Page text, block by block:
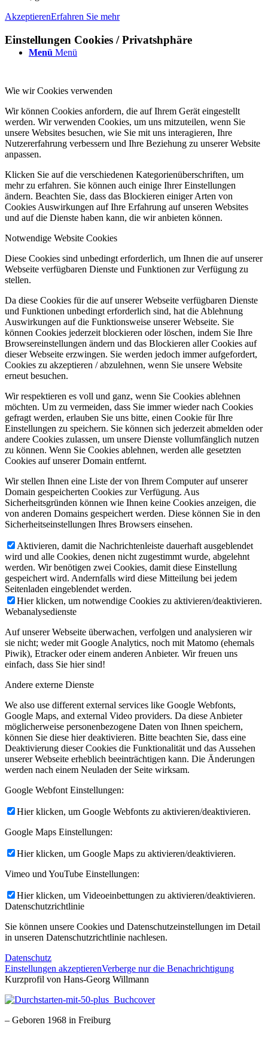
Menü Menü
AkzeptierenErfahren Sie mehr
Einstellungen Cookies / Privatshphäre
Wie wir Cookies verwenden
Wir können Cookies anfordern, die auf Ihrem Gerät eingestellt
werden. Wir verwenden Cookies, um uns mitzuteilen, wenn Sie
unsere Websites besuchen, wie Sie mit uns interagieren, Ihre
Nutzererfahrung verbessern und Ihre Beziehung zu unserer Website
anpassen.
Klicken Sie auf die verschiedenen Kategorienüberschriften, um
mehr zu erfahren. Sie können auch einige Ihrer Einstellungen
ändern. Beachten Sie, dass das Blockieren einiger Arten von
Cookies Auswirkungen auf Ihre Erfahrung auf unseren Websites
und auf die Dienste haben kann, die wir anbieten können.
Notwendige Website Cookies
Diese Cookies sind unbedingt erforderlich, um Ihnen die auf unserer
Webseite verfügbaren Dienste und Funktionen zur Verfügung zu
stellen.
Da diese Cookies für die auf unserer Webseite verfügbaren Dienste
und Funktionen unbedingt erforderlich sind, hat die Ablehnung
Auswirkungen auf die Funktionsweise unserer Webseite. Sie
können Cookies jederzeit blockieren oder löschen, indem Sie Ihre
Browsereinstellungen ändern und das Blockieren aller Cookies auf
dieser Webseite erzwingen. Sie werden jedoch immer aufgefordert,
Cookies zu akzeptieren / abzulehnen, wenn Sie unsere Website
erneut besuchen.
Wir respektieren es voll und ganz, wenn Sie Cookies ablehnen
möchten. Um zu vermeiden, dass Sie immer wieder nach Cookies
gefragt werden, erlauben Sie uns bitte, einen Cookie für Ihre
Einstellungen zu speichern. Sie können sich jederzeit abmelden oder
andere Cookies zulassen, um unsere Dienste vollumfänglich nutzen
zu können. Wenn Sie Cookies ablehnen, werden alle gesetzten
Cookies auf unserer Domain entfernt.
Wir stellen Ihnen eine Liste der von Ihrem Computer auf unserer
Domain gespeicherten Cookies zur Verfügung. Aus
Sicherheitsgründen können wie Ihnen keine Cookies anzeigen, die
von anderen Domains gespeichert werden. Diese können Sie in den
Sicherheitseinstellungen Ihres Browsers einsehen.
Aktivieren, damit die Nachrichtenleiste dauerhaft ausgeblendet
wird und alle Cookies, denen nicht zugestimmt wurde, abgelehnt
werden. Wir benötigen zwei Cookies, damit diese Einstellung
gespeichert wird. Andernfalls wird diese Mitteilung bei jedem
Seitenladen eingeblendet werden.
Hier klicken, um notwendige Cookies zu aktivieren/deaktivieren.
Webanalysedienste
Auf unserer Webseite überwachen, verfolgen und analysieren wir
sie nicht; weder mit Google Analytics, noch mit Matomo (ehemals
Piwik), Etracker oder einem anderen Anbieter. Wir freuen uns
einfach, dass Sie hier sind!
Andere externe Dienste
We also use different external services like Google Webfonts,
Google Maps, and external Video providers. Da diese Anbieter
möglicherweise personenbezogene Daten von Ihnen speichern,
können Sie diese hier deaktivieren. Bitte beachten Sie, dass eine
Deaktivierung dieser Cookies die Funktionalität und das Aussehen
unserer Webseite erheblich beeinträchtigen kann. Die Änderungen
werden nach einem Neuladen der Seite wirksam.
Google Webfont Einstellungen:
Hier klicken, um Google Webfonts zu aktivieren/deaktivieren.
Google Maps Einstellungen:
Hier klicken, um Google Maps zu aktivieren/deaktivieren.
Vimeo und YouTube Einstellungen:
Hier klicken, um Videoeinbettungen zu aktivieren/deaktivieren.
Datenschutzrichtlinie
Sie können unsere Cookies und Datenschutzeinstellungen im Detail
in unseren Datenschutzrichtlinie nachlesen.
Datenschutz
Einstellungen akzeptierenVerberge nur die Benachrichtigung
Kurzprofil von Hans-Georg Willmann
– Geboren 1968 in Freiburg